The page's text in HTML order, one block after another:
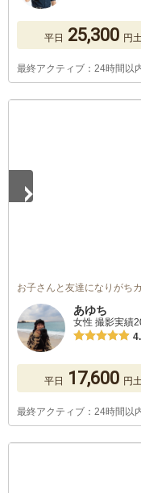
平日 25,300 円
最終アクティブ：24時間以
お子さんと友達になりがち
あゆち
女性 撮影実績
平日 17,600 円
最終アクティブ：24時間以